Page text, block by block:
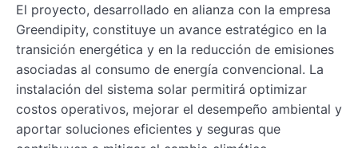
El proyecto, desarrollado en alianza con la empresa
Greendipity, constituye un avance estratégico en la
transición energética y en la reducción de emisiones
asociadas al consumo de energía convencional. La
instalación del sistema solar permitirá optimizar
costos operativos, mejorar el desempeño ambiental y
aportar soluciones eficientes y seguras que